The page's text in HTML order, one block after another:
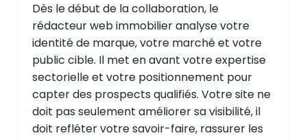
Dès le début de la collaboration, le
rédacteur web immobilier analyse votre
identité de marque, votre marché et votre
public cible. Il met en avant votre expertise
sectorielle et votre positionnement pour
capter des prospects qualifiés. Votre site ne
doit pas seulement améliorer sa visibilité, il
doit refléter votre savoir-faire, rassurer les